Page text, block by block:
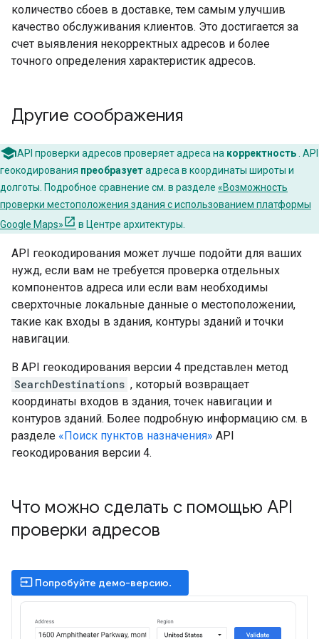
количество сбоев в доставке, тем самым улучшив
качество обслуживания клиентов. Это достигается за
счет выявления некорректных адресов и более
точного определения характеристик адресов.
Другие соображения
API проверки адресов проверяет адреса на корректность . API
геокодирования преобразуетадреса в координаты широты и
долготы. Подробное сравнение см. в разделе «Возможность
проверки местоположения здания с использованием платформы
Google Maps»
в Центре архитектуры.
API геокодирования может лучше подойти для ваших
нужд, если вам не требуется проверка отдельных
компонентов адреса или если вам необходимы
сверхточные локальные данные о местоположении,
такие как входы в здания, контуры зданий и точки
навигации.
В API геокодирования версии 4 представлен метод
SearchDestinations , который возвращает
координаты входов в здания, точек навигации и
контуров зданий. Более подробную информацию см. в
разделе «Поиск пунктов назначения» API
геокодирования версии 4.
Что можно сделать с помощью API
проверки адресов
input Попробуйте демо-версию.